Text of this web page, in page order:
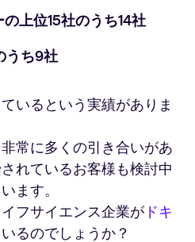
上位15社のうち14社
うち9社
いるという実績がありま
常に多くの引き合いがあ
れているお客様も検討中
ます。
フサイエンス企業が ドキ
るのでしょうか？